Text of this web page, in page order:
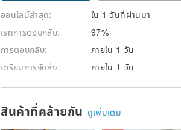
ติดตาม
ออนไลน์ล่าสุด:
ใน 1 วันที่ผ่านมา
เรทการตอบกลับ:
97%
การตอบกลับ:
ภายใน 1 วัน
เตรียมการจัดส่ง:
ภายใน 1 วัน
สินค้าที่คล้ายกัน ดูเพิ่มเติม